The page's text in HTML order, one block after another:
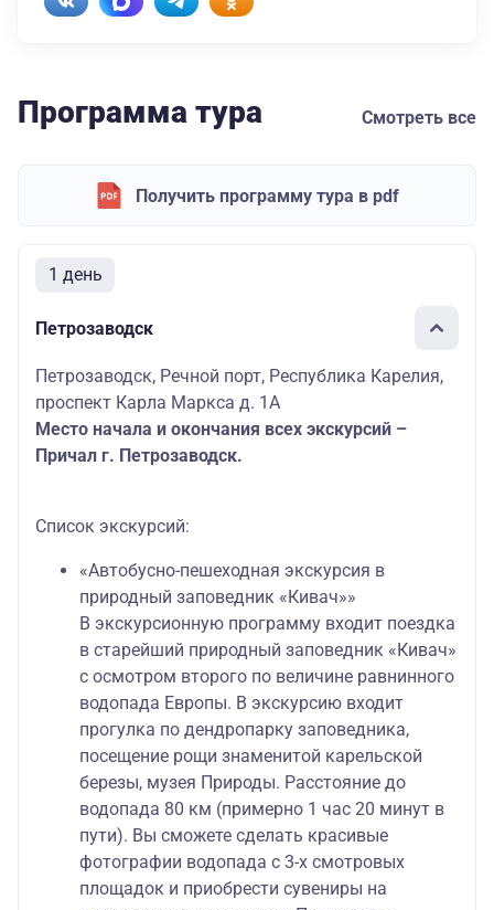
Программа тура Смотреть все
Получить программу тура в pdf
1 день
Петрозаводск
Петрозаводск, Речной порт, Республика Карелия,
проспект Карла Маркса д. 1А
Место начала и окончания всех экскурсий –
Причал г. Петрозаводск.
Список экскурсий:
«Автобусно-пешеходная экскурсия в
природный заповедник «Кивач»»
В экскурсионную программу входит поездка
в старейший природный заповедник «Кивач»
с осмотром второго по величине равнинного
водопада Европы. В экскурсию входит
прогулка по дендропарку заповедника,
посещение рощи знаменитой карельской
березы, музея Природы. Расстояние до
водопада 80 км (примерно 1 час 20 минут в
пути). Вы сможете сделать красивые
фотографии водопада с 3-х смотровых
площадок и приобрести сувениры на